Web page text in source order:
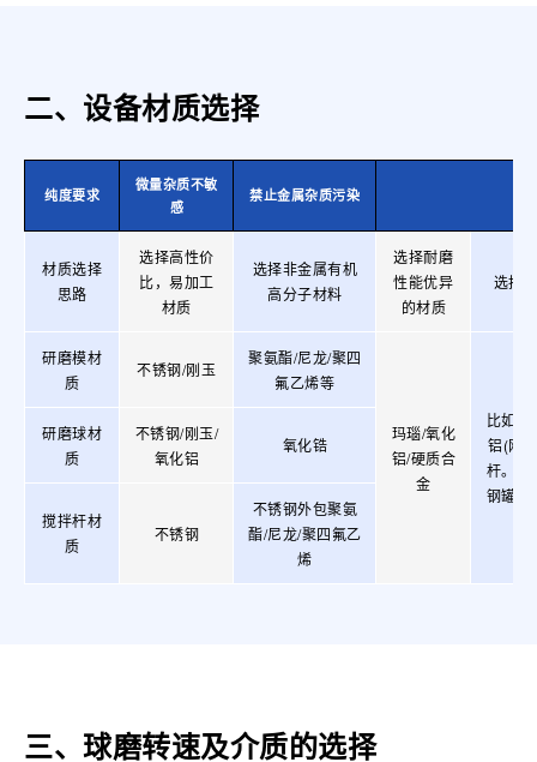
二、设备材质选择
纯度要求
微量杂质不敏
感
禁止金属杂质污染
材质选择
思路
选择高性价
比，易加工
材质
选择非金属有机
高分子材料
选择耐磨
性能优异
的材质
选择
研磨模材
质
不锈钢/刚玉
聚氨酯/尼龙/聚四
氟乙烯等
玛瑙/氧化
铝/硬质合
金
比如物
铝(刚
杆。如
钢罐，
研磨球材
质
不锈钢/刚玉/
氧化铝
氧化锆
搅拌杆材
质
不锈钢
不锈钢外包聚氨
酯/尼龙/聚四氟乙
烯
三、球磨转速及介质的选择